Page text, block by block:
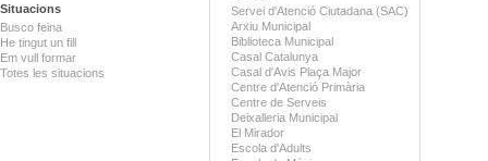
Situacions
Busco feina
He tingut un fill
Em vull formar
Totes les situacions
Servei d'Atenció Ciutadana (SAC)
Arxiu Municipal
Biblioteca Municipal
Casal Catalunya
Casal d'Avis Plaça Major
Centre d'Atenció Primària
Centre de Serveis
Deixalleria Municipal
El Mirador
Escola d'Adults